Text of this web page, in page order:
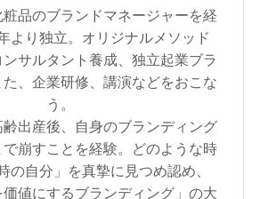
品のブランドマネージャーを経
より独立。オリジナルメソッド
サルタント養成、独立起業ブラ
、企業研修、講演などをおこな
う。
出産後、自身のブランディング
崩すことを経験。どのような時
の自分」を真摯に見つめ認め、
価値にするブランディング」の大